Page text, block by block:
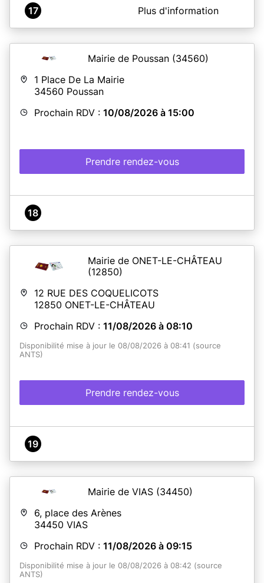
A propos de Mairie de Moussac
En savoir plus
17 Plus d'information
Mairie de Poussan (34560)
1 Place De La Mairie
34560 Poussan
Prochain RDV : 10/08/2026 à 15:00
Prendre rendez-vous
18
Mairie de ONET-LE-CHÂTEAU
(12850)
12 RUE DES COQUELICOTS
12850 ONET-LE-CHÂTEAU
Prochain RDV : 11/08/2026 à 08:10
Disponibilité mise à jour le 08/08/2026 à 08:41 (source
ANTS)
Prendre rendez-vous
19
Mairie de VIAS (34450)
6, place des Arènes
34450 VIAS
Prochain RDV : 11/08/2026 à 09:15
Disponibilité mise à jour le 08/08/2026 à 08:42 (source
ANTS)